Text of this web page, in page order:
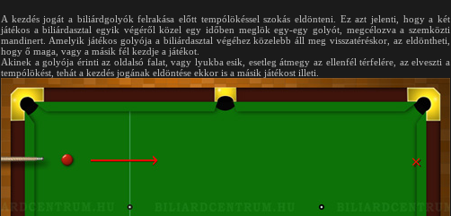
A kezdés jogát a biliárdgolyók felrakása előtt tempólökéssel szokás eldönteni. Ez azt jelenti, hogy a két
játékos a biliárdasztal egyik végéről közel egy időben meglök egy-egy golyót, megcélozva a szemközti
mandinert. Amelyik játékos golyója a biliárdasztal végéhez közelebb áll meg visszatéréskor, az eldöntheti,
hogy ő maga, vagy a másik fél kezdje a játékot.
Akinek a golyója érinti az oldalsó falat, vagy lyukba esik, esetleg átmegy az ellenfél térfelére, az elveszti a
tempólökést, tehát a kezdés jogának eldöntése ekkor is a másik játékost illeti.